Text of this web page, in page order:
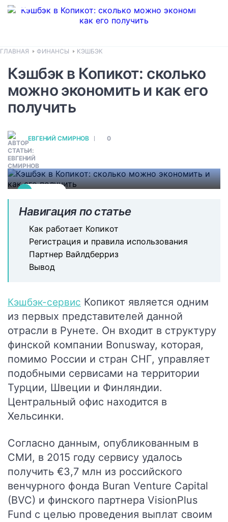
ГЛАВНАЯ ФИНАНСЫ КЭШБЭК
Кэшбэк в Копикот: сколько
можно экономить и как его
получить
ЕВГЕНИЙ СМИРНОВ 0
#
помощью Копикот
покупатель экономит: на Ламоде – до
до 9,49%. В других магазинах размер
кэшбэка может достигать 46% (JD,
Fornex и др.).
Навигация по статье
Как работает Копикот
Регистрация и правила использования
Партнер Вайлдберриз
Вывод
Кэшбэк-сервис Копикот является одним
из первых представителей данной
отрасли в Рунете. Он входит в структуру
финской компании Bonusway, которая,
помимо России и стран СНГ, управляет
подобными сервисами на территории
Турции, Швеции и Финляндии.
Центральный офис находится в
Хельсинки.
Согласно данным, опубликованным в
СМИ, в 2015 году сервису удалось
получить €3,7 млн из российского
венчурного фонда Buran Venture Capital
(BVC) и финского партнера VisionPlus
Fund с целью проведения выплат своим